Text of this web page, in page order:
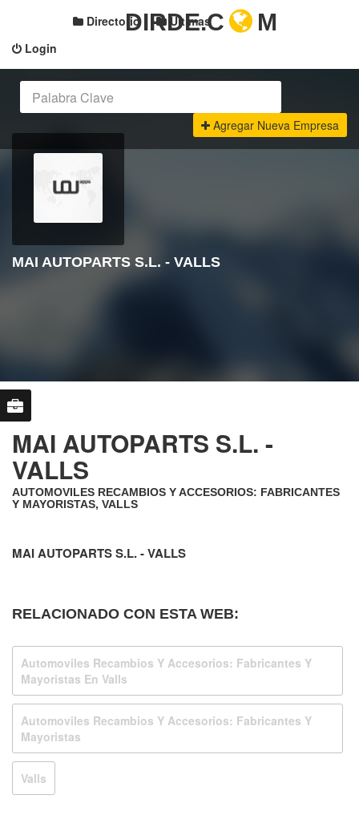
Login
Directorio Últimas
DIRDE.C M
Agregar Nueva Empresa
MAI AUTOPARTS S.L. - VALLS
MAI AUTOPARTS S.L. -
VALLS
AUTOMOVILES RECAMBIOS Y ACCESORIOS: FABRICANTES
Y MAYORISTAS, VALLS
MAI AUTOPARTS S.L. - VALLS
RELACIONADO CON ESTA WEB:
Automoviles Recambios Y Accesorios: Fabricantes Y
Mayoristas En Valls
Automoviles Recambios Y Accesorios: Fabricantes Y
Mayoristas
Valls